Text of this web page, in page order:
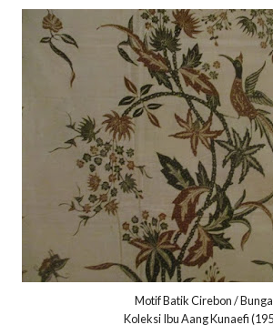
Motif Batik Cirebon / Bunga
Koleksi Ibu Aang Kunaefi